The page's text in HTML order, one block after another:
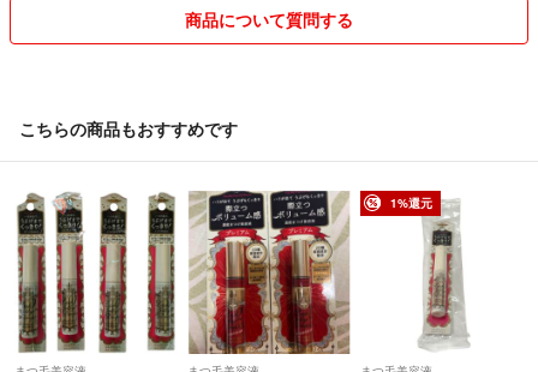
商品について質問する
こちらの商品もおすすめです
1%還元